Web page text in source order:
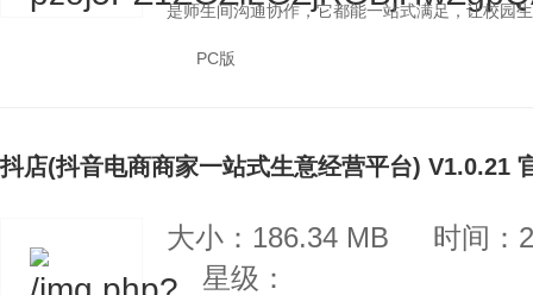
是师生间沟通协作，它都能一站式满足，让校园
PC版
抖店(抖音电商商家一站式生意经营平台) V1.0.21
大小：186.34 MB
时间：
星级：